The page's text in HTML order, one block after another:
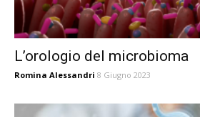
L’orologio del microbioma
Romina Alessandri 8 Giugno 2023